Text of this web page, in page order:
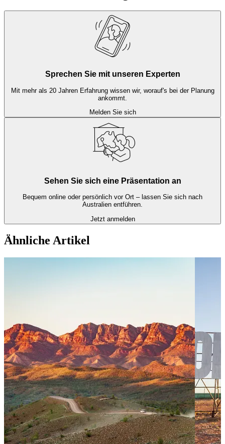
möglichst viele Regionen miteinander zu verbinden.
Sprechen Sie mit unseren Experten
Mit mehr als 20 Jahren Erfahrung wissen wir, worauf's bei der Planung
ankommt.
Melden Sie sich
Sehen Sie sich eine Präsentation an
Bequem online oder persönlich vor Ort – lassen Sie sich nach
Australien entführen.
Jetzt anmelden
Ähnliche Artikel